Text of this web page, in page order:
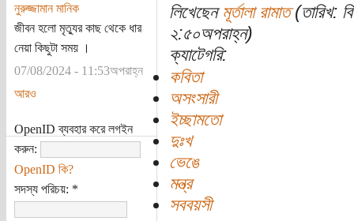
নুরুজ্জামান মানিক
জীবন হলো মৃত্যুর কাছ থেকে ধার
নেয়া কিছুটা সময় ।
07/08/2024 - 11:53অপরাহ্ন
আরও
OpenID ব্যবহার করে লগইন
করুন:
OpenID কি?
সদস্য পরিচয়: *
লিখেছেন মূর্তালা রামাত(তারিখ:
২:৫০অপরাহ্ন)
ক্যাটেগরি:
কবিতা
অসংসারী
ইচ্ছামতো
দুঃখ
ভেঙে
মন্ত্র
সববয়সী